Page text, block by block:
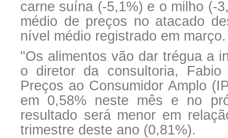
carne suína (-5,1%) e o milho (-
médio de preços no atacado
nível médio registrado em março.
"Os alimentos vão dar trégua a
o diretor da consultoria,
Preços ao Consumidor Amplo
em 0,58% neste mês e no
resultado será menor em
trimestre deste ano (0,81%).